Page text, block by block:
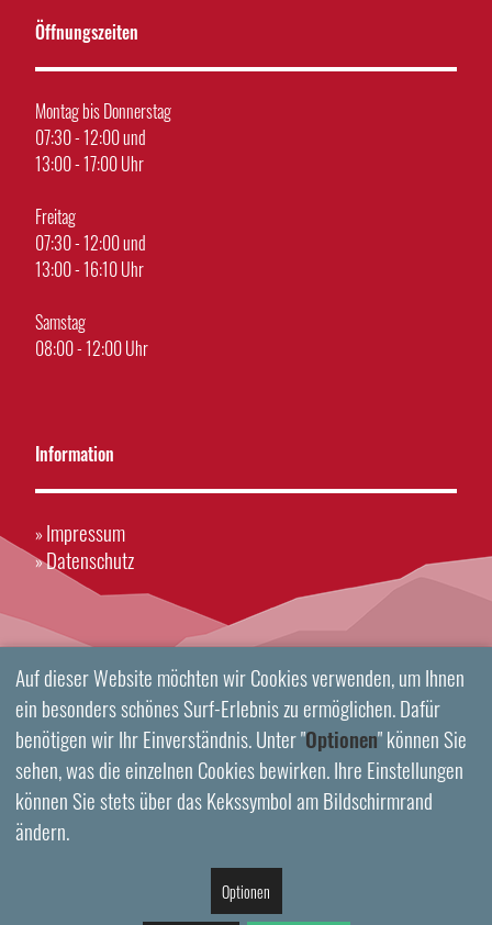
Öffnungszeiten
Montag bis Donnerstag
07:30 - 12:00 und
13:00 - 17:00 Uhr
Freitag
07:30 - 12:00 und
13:00 - 16:10 Uhr
Samstag
08:00 - 12:00 Uhr
Information
» Impressum
»Datenschutz
Auf dieser Website möchten wir Cookies verwenden, um Ihnen
ein besonders schönes Surf-Erlebnis zu ermöglichen. Dafür
benötigen wir Ihr Einverständnis. Unter "Optionen" können Sie
sehen, was die einzelnen Cookies bewirken. Ihre Einstellungen
können Sie stets über das Kekssymbol am Bildschirmrand
ändern.
Optionen